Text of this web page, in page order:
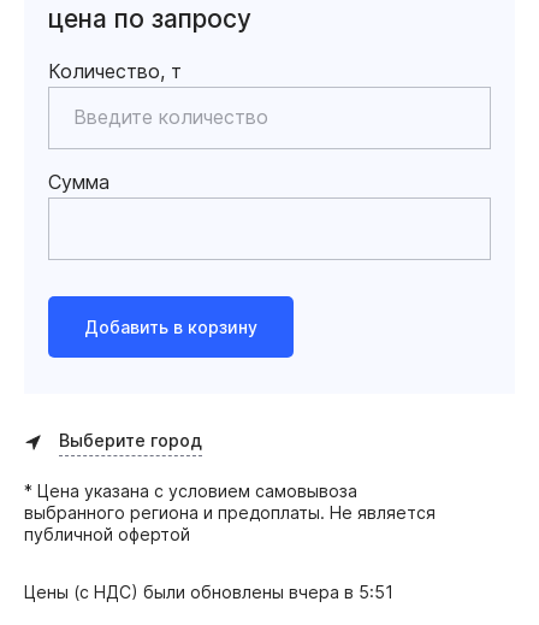
цена по запросу
Количество, т
Сумма
Добавить в корзину
Выберите город
* Цена указана с условием самовывоза
выбранного региона и предоплаты. Не является
публичной офертой
Цены (с НДС) были обновлены вчера в 5:51